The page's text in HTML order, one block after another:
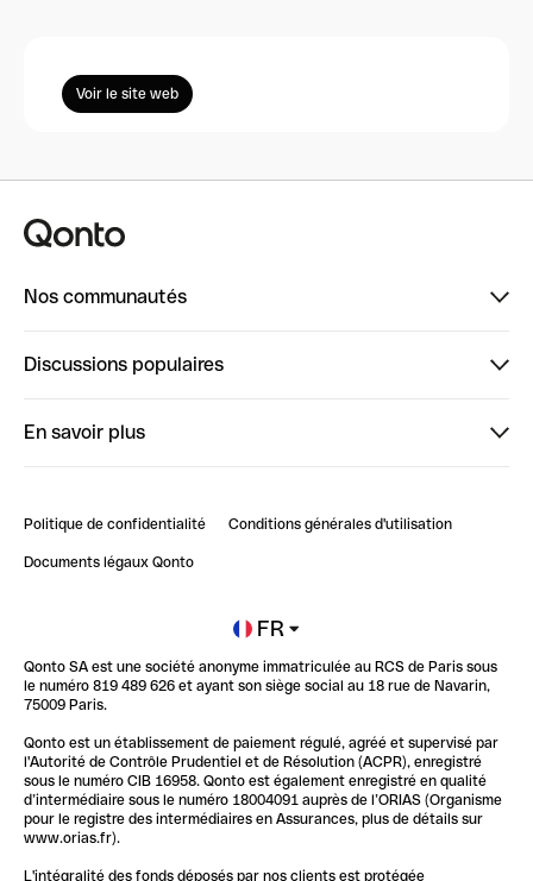
Voir le site web
Nos communautés
ClubQonto
Discussions populaires
Impact de l'IA sur les carrières/productivité
En savoir plus
Blog
Newsroom
Glossaire finance
Politique de confidentialité Conditions générales d'utilisation
Documents légaux Qonto
FR
Qonto SA est une société anonyme immatriculée au RCS de Paris sous
le numéro 819 489 626 et ayant son siège social au 18 rue de Navarin,
75009 Paris.
Qonto est un établissement de paiement régulé, agréé et supervisé par
l'Autorité de Contrôle Prudentiel et de Résolution (ACPR), enregistré
sous le numéro CIB 16958. Qonto est également enregistré en qualité
d’intermédiaire sous le numéro 18004091 auprès de l’ORIAS (Organisme
pour le registre des intermédiaires en Assurances, plus de détails sur
www.orias.fr).
L'intégralité des fonds déposés par nos clients est protégée